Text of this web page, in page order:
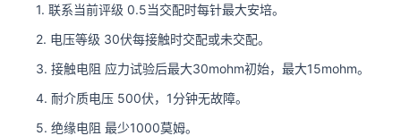
1. 联系当前评级 0.5当交配时每针最大安培。
2. 电压等级 30伏每接触时交配或未交配。
3. 接触电阻 应力试验后最大30mohm初始，最大15mohm。
4. 耐介质电压 500伏，1分钟无故障。
5. 绝缘电阻 最少1000莫姆。